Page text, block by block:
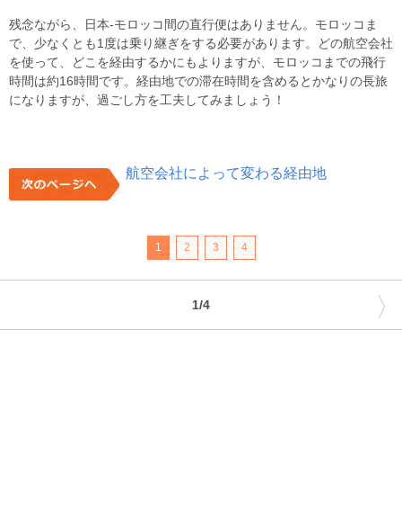
残念ながら、日本-モロッコ間の直行便はありません。モロッコま
で、少なくとも1度は乗り継ぎをする必要があります。どの航空会社
を使って、どこを経由するかにもよりますが、モロッコまでの飛行
時間は約16時間です。経由地での滞在時間を含めるとかなりの長旅
になりますが、過ごし方を工夫してみましょう！
航空会社によって変わる経由地
1 2 3 4
1/4 〉